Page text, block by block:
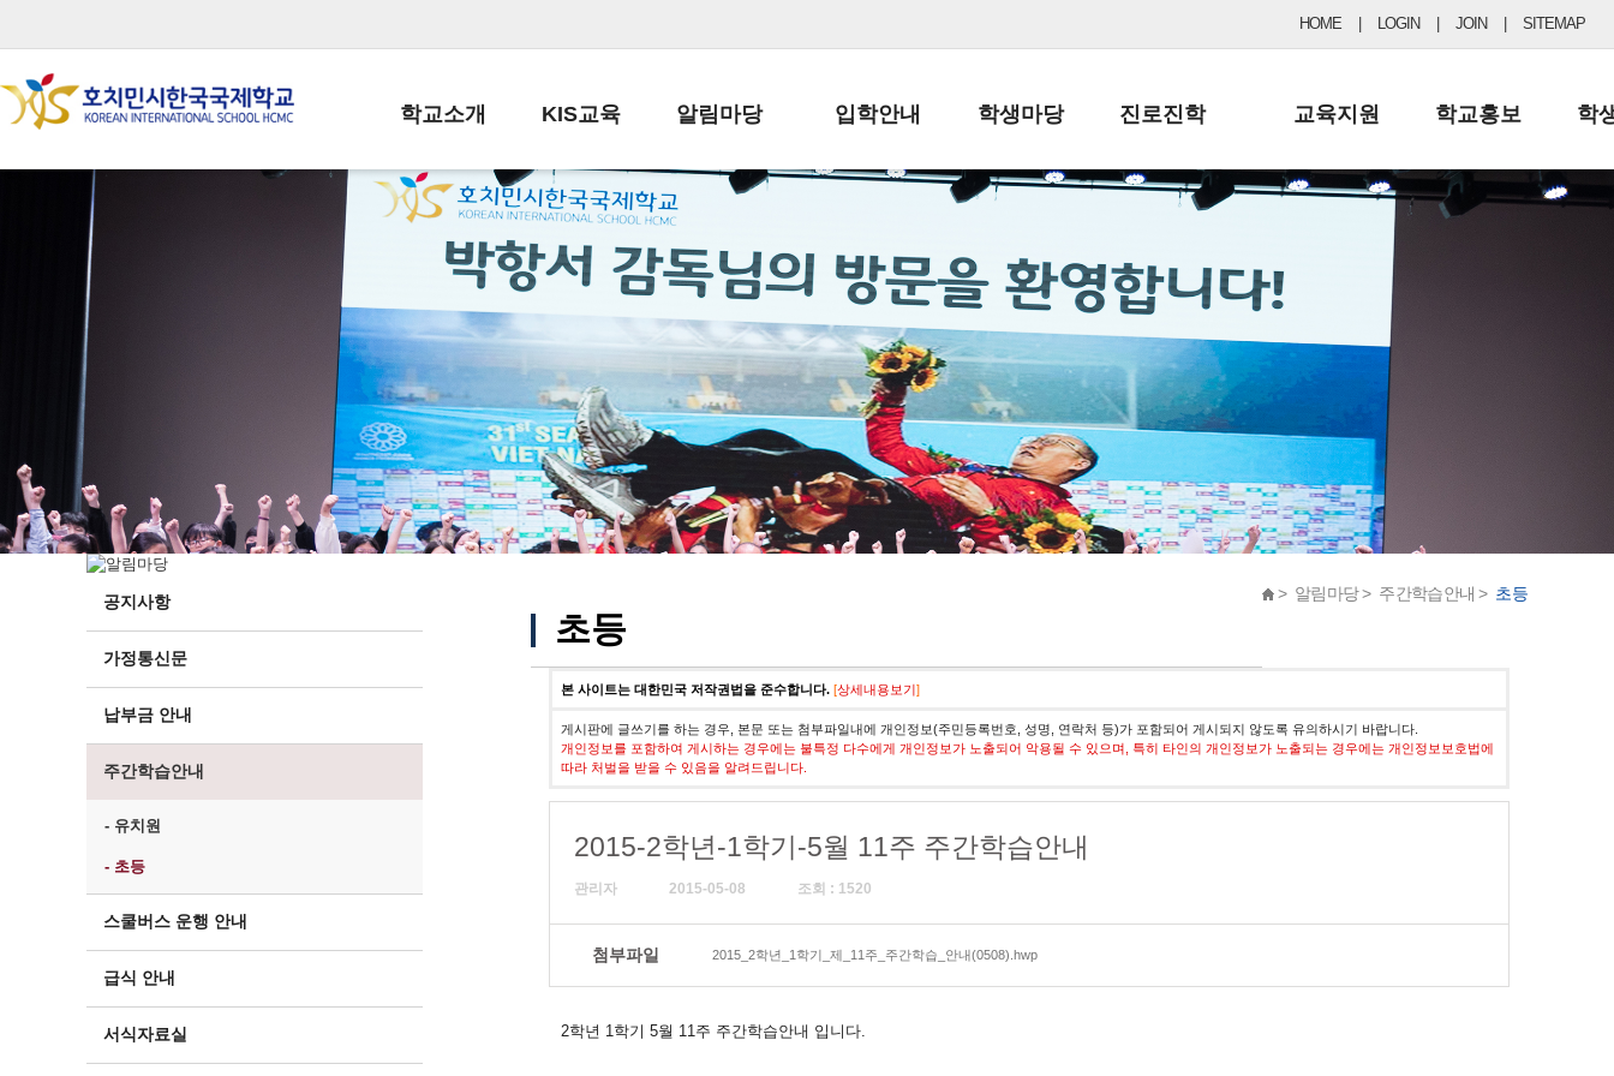
HOME LOGIN JOIN SITEMAP
학교소개
학교장인사말
학교상징
학교연혁
교직원현황
학생현황
위치/전화
전경사진
KIS교육
교육목표
학사일정
일과시간표
성과평가자료
알림마당
공지사항
납부금 안내
스쿨버스 운행 안내
급식안내
서식자료실
학부모방
정기고사 기출문제
입학안내
전-편입 서류양식
입학금/수업료
교복구입안내
학생마당
학생생활규정
학교신문
자율진로동아리
유초등 소식지
진로진학
공지사항 및 입시자료
드림레터
교육지원
행정실
학교운영위원회
학교건축기금
학교홍보
보도자료
학
공지사항
가정통신문
납부금 안내
주간학습안내
- 유치원
- 초등
스쿨버스 운행 안내
급식 안내
서식자료실
> 알림마당 > 주간학습안내 > 초등
초등
본 사이트는 대한민국 저작권법을 준수합니다. [상세내용보기]
게시판에 글쓰기를 하는 경우, 본문 또는 첨부파일내에 개인정보(주민등록번호, 성명, 연락처 등)가 포함되어 게시되지 않도록 유의하시기 바랍니다.
개인정보를 포함하여 게시하는 경우에는 불특정 다수에게 개인정보가 노출되어 악용될 수 있으며, 특히 타인의 개인정보가 노출되는 경우에는 개인정보보호법에
따라 처벌을 받을 수 있음을 알려드립니다.
2015-2학년-1학기-5월 11주 주간학습안내
관리자 2015-05-08 조회 : 1520
첨부파일 2015_2학년_1학기_제_11주_주간학습_안내(0508).hwp
2학년 1학기 5월 11주 주간학습안내 입니다.